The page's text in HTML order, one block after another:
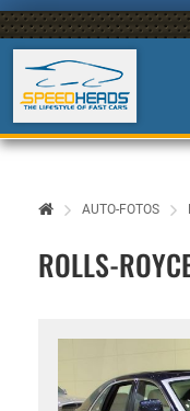
AUTO-FOTOS
ROLLS-